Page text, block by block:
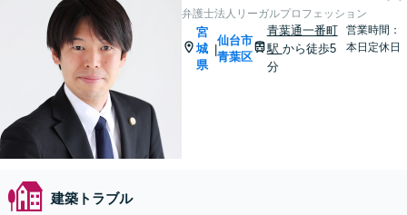
弁護士法人リーガルプロフェッション
宮
城
県
|
仙台市
青葉区
青葉通一番町
駅 から徒歩5
分
営業時間：
本日定休日
建築トラブル